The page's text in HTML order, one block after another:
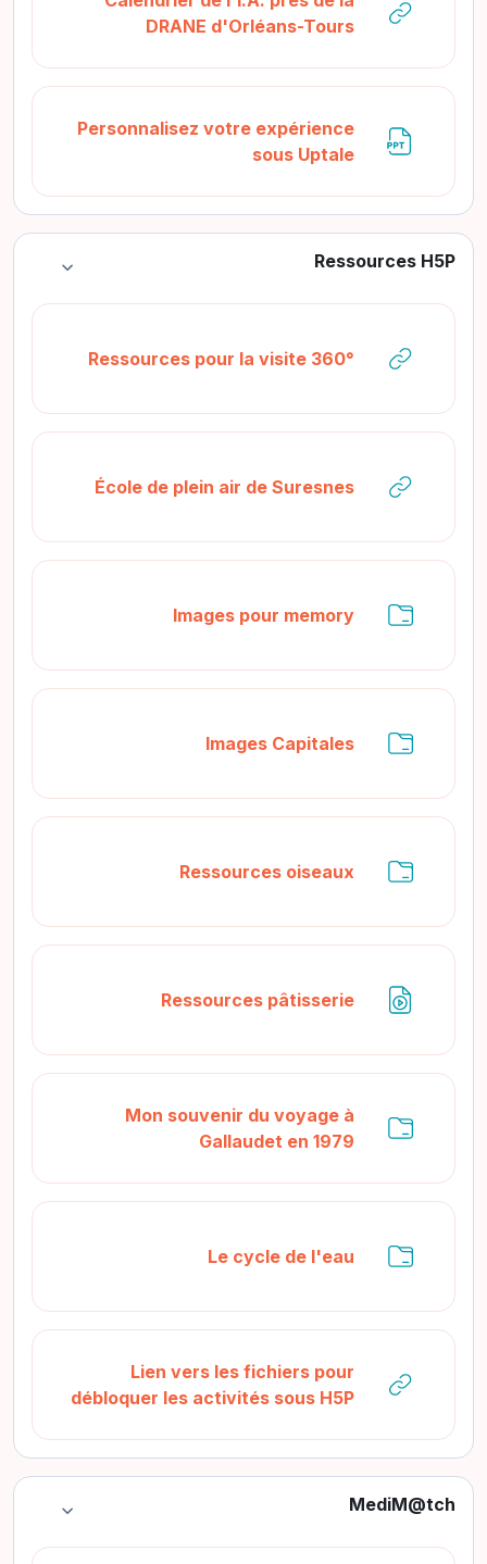
DRANE d'Orléans-Tours
Personnalisez votre expérience
sous Uptale
Ressources H5P
طي
Ressources pour la visite 360°
École de plein air de Suresnes
Images pour memory
Images Capitales
Ressources oiseaux
Ressources pâtisserie
Mon souvenir du voyage à
Gallaudet en 1979
Le cycle de l'eau
Lien vers les fichiers pour
débloquer les activités sous H5P
MediM@tch
طي